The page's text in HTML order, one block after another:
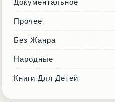
Прочее
Без Жанра
Народные
Книги Для Детей